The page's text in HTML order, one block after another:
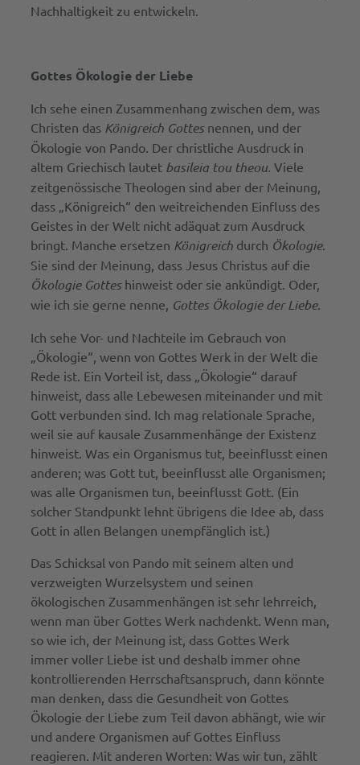
Nachhaltigkeit zu entwickeln.
Gottes Ökologie der Liebe
Ich sehe einen Zusammenhang zwischen dem, was
Christen das Königreich Gottesnennen, und der
Ökologie von Pando. Der christliche Ausdruck in
altem Griechisch lautet basileia tou theou. Viele
zeitgenössische Theologen sind aber der Meinung,
dass „Königreich“ den weitreichenden Einfluss des
Geistes in der Welt nicht adäquat zum Ausdruck
bringt. Manche ersetzen Königreichdurch Ökologie.
Sie sind der Meinung, dass Jesus Christus auf die
Ökologie Gotteshinweist oder sie ankündigt. Oder,
wie ich sie gerne nenne, Gottes Ökologie der Liebe.
Ich sehe Vor- und Nachteile im Gebrauch von
„Ökologie“, wenn von Gottes Werk in der Welt die
Rede ist. Ein Vorteil ist, dass „Ökologie“ darauf
hinweist, dass alle Lebewesen miteinander und mit
Gott verbunden sind. Ich mag relationale Sprache,
weil sie auf kausale Zusammenhänge der Existenz
hinweist. Was ein Organismus tut, beeinflusst einen
anderen; was Gott tut, beeinflusst alle Organismen;
was alle Organismen tun, beeinflusst Gott. (Ein
solcher Standpunkt lehnt übrigens die Idee ab, dass
Gott in allen Belangen unempfänglich ist.)
Das Schicksal von Pando mit seinem alten und
verzweigten Wurzelsystem und seinen
ökologischen Zusammenhängen ist sehr lehrreich,
wenn man über Gottes Werk nachdenkt. Wenn man,
so wie ich, der Meinung ist, dass Gottes Werk
immer voller Liebe ist und deshalb immer ohne
kontrollierenden Herrschaftsanspruch, dann könnte
man denken, dass die Gesundheit von Gottes
Ökologie der Liebe zum Teil davon abhängt, wie wir
und andere Organismen auf Gottes Einfluss
reagieren. Mit anderen Worten: Was wir tun, zählt